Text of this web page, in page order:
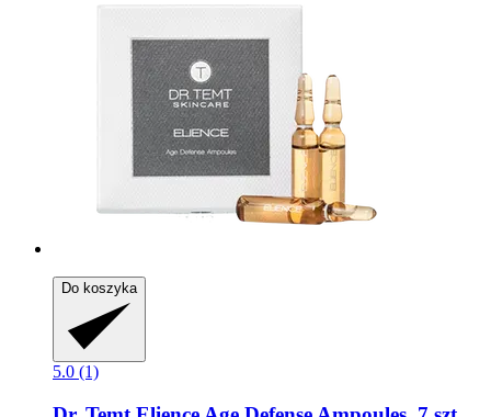
Do koszyka
5.0 (1)